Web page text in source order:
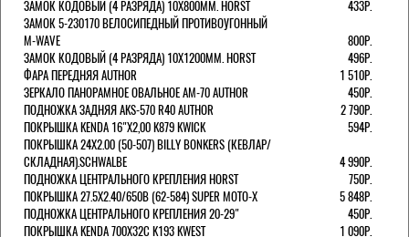
ЗАМОК КОДОВЫЙ (4 РАЗРЯДА) 10Х800ММ. HORST
433Р.
ЗАМОК 5-230170 ВЕЛОСИПЕДНЫЙ ПРОТИВОУГОННЫЙ
M-WAVE
800Р.
ЗАМОК КОДОВЫЙ (4 РАЗРЯДА) 10Х1200ММ. HORST
496Р.
ФАРА ПЕРЕДНЯЯ AUTHOR
1 510Р.
ЗЕРКАЛО ПАНОРАМНОЕ ОВАЛЬНОЕ AM-70 AUTHOR
450Р.
ПОДНОЖКА ЗАДНЯЯ AKS-570 R40 AUTHOR
2 790Р.
ПОКРЫШКА KENDA 16"Х2,00 K879 KWICK
594Р.
ПОКРЫШКА 24X2.00 (50-507) BILLY BONKERS (КЕВЛАР/
СКЛАДНАЯ).SCHWALBE
4 990Р.
ПОДНОЖКА ЦЕНТРАЛЬНОГО КРЕПЛЕНИЯ HORST
750Р.
ПОКРЫШКА 27.5X2.40/650B (62-584) SUPER MOTO-X
5 848Р.
ПОДНОЖКА ЦЕНТРАЛЬНОГО КРЕПЛЕНИЯ 20-29"
450Р.
ПОКРЫШКА KENDA 700Х32С K193 KWEST
1 090Р.